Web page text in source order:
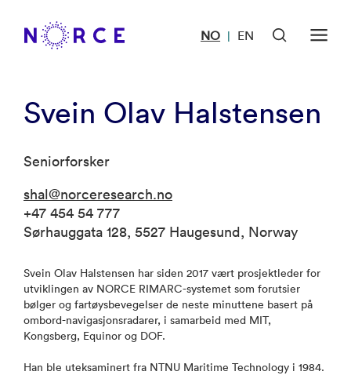
NO | EN
Svein Olav Halstensen
Seniorforsker
shal@norceresearch.no
+47 454 54 777
Sørhauggata 128, 5527 Haugesund, Norway
Svein Olav Halstensen har siden 2017 vært prosjektleder for
utviklingen av NORCE RIMARC-systemet som forutsier
bølger og fartøysbevegelser de neste minuttene basert på
ombord-navigasjonsradarer, i samarbeid med MIT,
Kongsberg, Equinor og DOF.
Han ble uteksaminert fra NTNU Maritime Technology i 1984.